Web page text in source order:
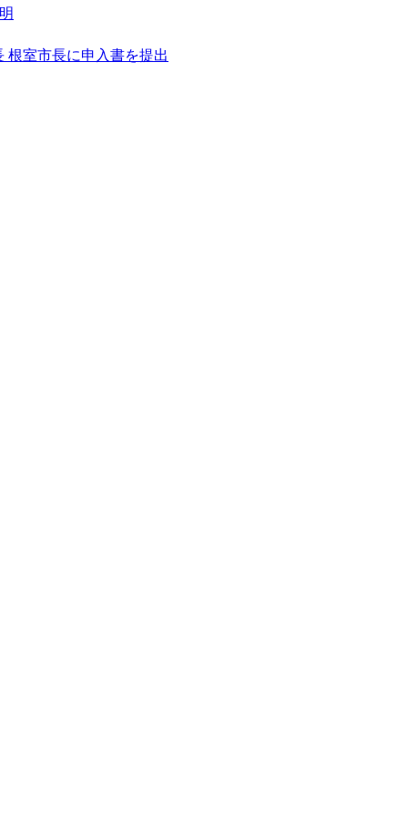
根室市長に申入書を提出